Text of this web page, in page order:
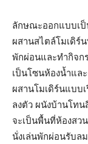
ลักษณะออกแบบเ
ผสานสไตล์โมเดิร์
พักผ่อนและทำกิจก
เป็นโซนห้องน้ำแล
ผสานโมเดิร์นแบบ
ลงตัว ผนังบ้านโท
จะเป็นพื้นที่ห้องสว
นั่งเล่นพักผ่อนรับล